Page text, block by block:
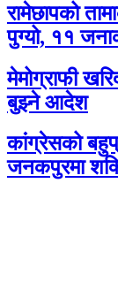
रामेछापको
पुग्यो, ११
मेमोग्राफी
बुझ्ने आदेश
कांग्रेसको
जनकपुरमा